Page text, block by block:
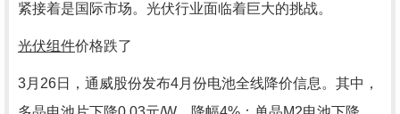
紧接着是国际市场。光伏行业面临着巨大的挑战。
光伏组件价格跌了
3月26日，通威股份发布4月份电池全线降价信息。其中，